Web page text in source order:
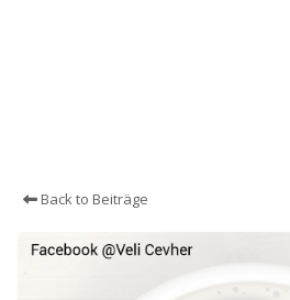
Back to Beiträge